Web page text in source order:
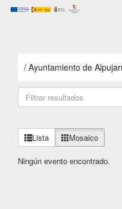
/ Ayuntamiento de
Lista Mosaico
Ningún evento encontrado.